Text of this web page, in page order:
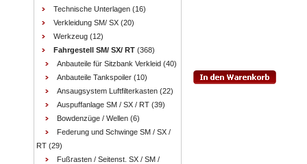
Technische Unterlagen (16)
Verkleidung SM/ SX (20)
Werkzeug (12)
Fahrgestell SM/ SX/ RT (368)
Anbauteile für Sitzbank Verkleid (40)
Anbauteile Tankspoiler (10)
Ansaugsystem Luftfilterkasten (22)
Auspuffanlage SM / SX / RT (39)
Bowdenzüge / Wellen (6)
Federung und Schwinge SM / SX /
RT (29)
Fußrasten / Seitenst. SX / SM /